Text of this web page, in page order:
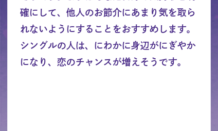
確にして、他人のお節介にあまり気を取ら
れないようにすることをおすすめします。
シングルの人は、にわかに身辺がにぎやか
になり、恋のチャンスが増えそうです。